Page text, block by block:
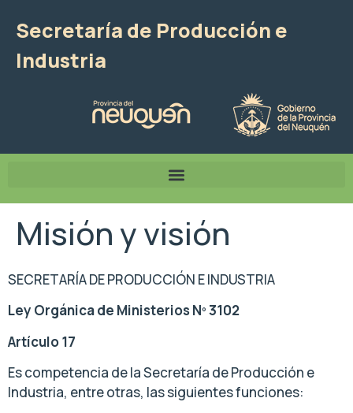
Secretaría de Producción e
Industria
Misión y visión
SECRETARÍA DE PRODUCCIÓN E INDUSTRIA
Ley Orgánica de Ministerios Nº 3102
Artículo 17
Es competencia de la Secretaría de Producción e
Industria, entre otras, las siguientes funciones: